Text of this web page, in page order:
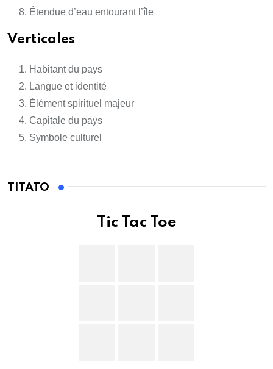
Étendue d’eau entourant l’île
Verticales
Habitant du pays
Langue et identité
Élément spirituel majeur
Capitale du pays
Symbole culturel
TITATO
Tic Tac Toe